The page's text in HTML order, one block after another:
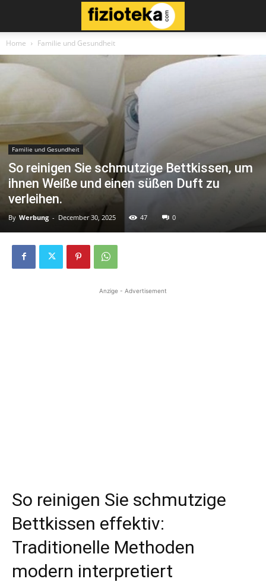
Home Familie und Gesundheit
Familie und Gesundheit
So reinigen Sie schmutzige Bettkissen, um
ihnen Weiße und einen süßen Duft zu
verleihen.
By Werbung - December 30, 2025 47 0
Anzige - Advertisement
So reinigen Sie schmutzige
Bettkissen effektiv:
Traditionelle Methoden
modern interpretiert